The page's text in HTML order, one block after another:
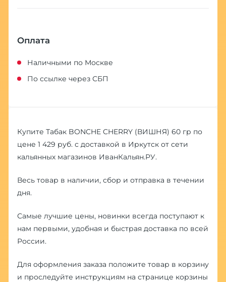
Оплата
Наличными по Москве
По ссылке через СБП
Купите Табак BONCHE CHERRY (ВИШНЯ) 60 гр по
цене 1 429 руб. с доставкой в Иркутск от сети
кальянных магазинов ИванКальян.РУ.
Весь товар в наличии, сбор и отправка в течении
дня.
Самые лучшие цены, новинки всегда поступают к
нам первыми, удобная и быстрая доставка по всей
России.
Для оформления заказа положите товар в корзину
и проследуйте инструкциям на странице корзины